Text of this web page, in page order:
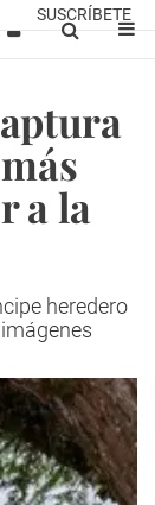
SUSCRÍBETE
a la
heredero